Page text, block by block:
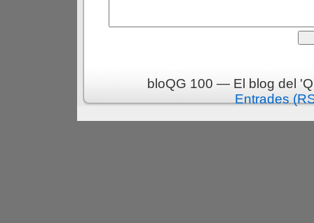
bloQG 100 — El blog del
Entrades